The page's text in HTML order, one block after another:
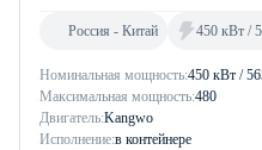
Номинальная мощность:450 кВт /
Максимальная мощность:480
Двигатель:Kangwo
Исполнение:в контейнере
Россия - Китай 450 кВт /